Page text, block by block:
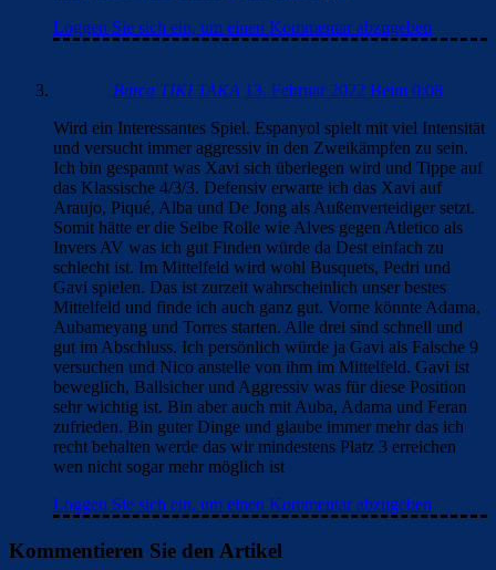
Loggen Sie sich ein, um einen Kommentar abzugeben
Barca TIKI TAKA 13. Februar 2022 Beim 0:08
Wird ein Interessantes Spiel. Espanyol spielt mit viel Intensität
und versucht immer aggressiv in den Zweikämpfen zu sein.
Ich bin gespannt was Xavi sich überlegen wird und Tippe auf
das Klassische 4/3/3. Defensiv erwarte ich das Xavi auf
Araujo, Piqué, Alba und De Jong als Außenverteidiger setzt.
Somit hätte er die Selbe Rolle wie Alves gegen Atletico als
Invers AV was ich gut Finden würde da Dest einfach zu
schlecht ist. Im Mittelfeld wird wohl Busquets, Pedri und
Gavi spielen. Das ist zurzeit wahrscheinlich unser bestes
Mittelfeld und finde ich auch ganz gut. Vorne könnte Adama,
Aubameyang und Torres starten. Alle drei sind schnell und
gut im Abschluss. Ich persönlich würde ja Gavi als Falsche 9
versuchen und Nico anstelle von ihm im Mittelfeld. Gavi ist
beweglich, Ballsicher und Aggressiv was für diese Position
sehr wichtig ist. Bin aber auch mit Auba, Adama und Feran
zufrieden. Bin guter Dinge und glaube immer mehr das ich
recht behalten werde das wir mindestens Platz 3 erreichen
wen nicht sogar mehr möglich ist
Loggen Sie sich ein, um einen Kommentar abzugeben
Kommentieren Sie den Artikel